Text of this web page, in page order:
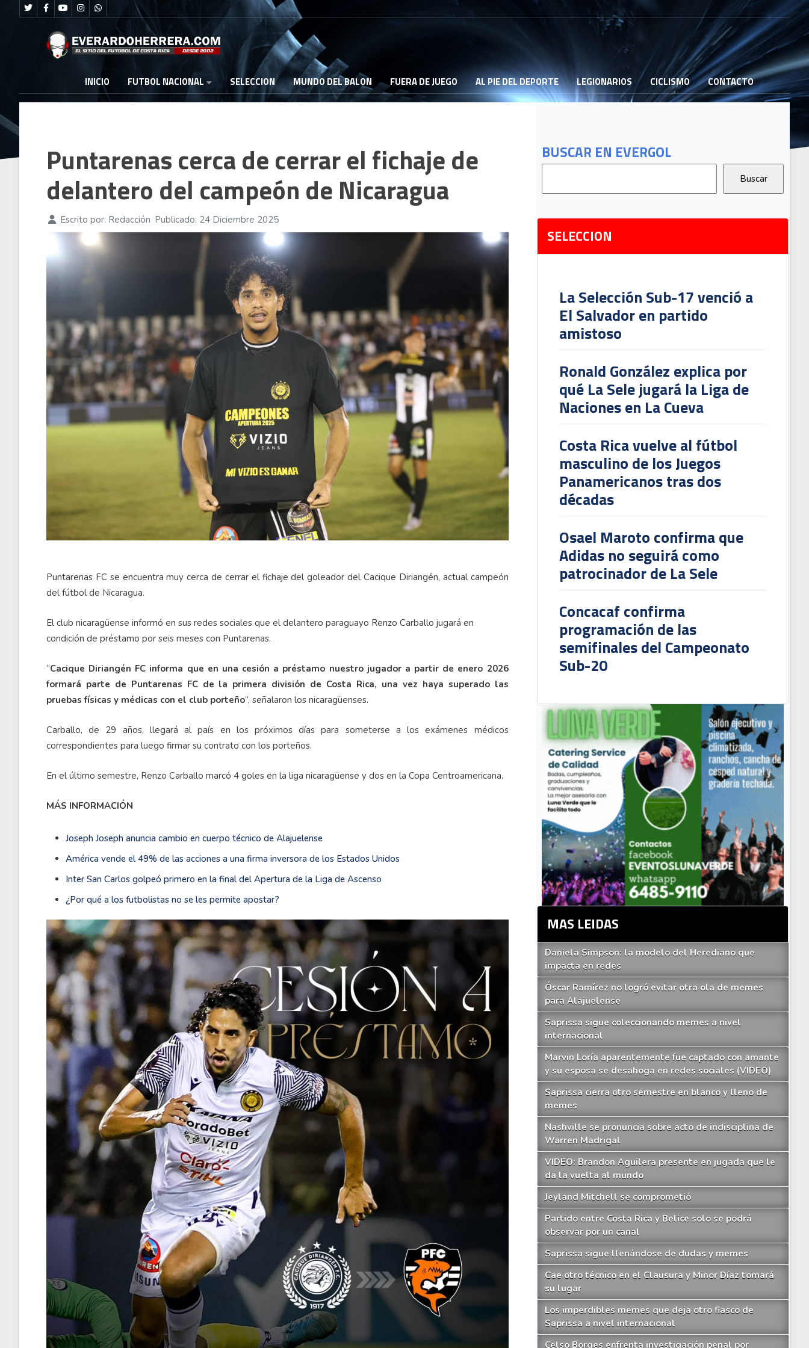
INICIO FUTBOL NACIONAL SELECCION MUNDO DEL BALON FUERA DE JUEGO AL PIE DEL DEPORTE LEGIONARIOS CICLISMO CONTACTO
BUSCAR EN EVERGOL
SELECCION
La Selección Sub-17 venció a
El Salvador en partido
amistoso
Ronald González explica por
qué La Sele jugará la Liga de
Naciones en La Cueva
Costa Rica vuelve al fútbol
masculino de los Juegos
Panamericanos tras dos
décadas
Osael Maroto confirma que
Adidas no seguirá como
patrocinador de La Sele
Concacaf confirma
programación de las
semifinales del Campeonato
Sub-20
MAS LEIDAS
Daniela Simpson: la modelo del Herediano que
impacta en redes
Óscar Ramírez no logró evitar otra ola de memes
para Alajuelense
Saprissa sigue coleccionando memes a nivel
internacional
Marvin Loría aparentemente fue captado con amante
y su esposa se desahoga en redes sociales (VIDEO)
Saprissa cierra otro semestre en blanco y lleno de
memes
Nashville se pronuncia sobre acto de indisciplina de
Warren Madrigal
VIDEO: Brandon Aguilera presente en jugada que le
da la vuelta al mundo
Jeyland Mitchell se comprometió
Partido entre Costa Rica y Belice solo se podrá
observar por un canal
Saprissa sigue llenándose de dudas y memes
Cae otro técnico en el Clausura y Minor Díaz tomará
su lugar
Los imperdibles memes que deja otro fiasco de
Saprissa a nivel internacional
Celso Borges enfrenta investigación penal por
Puntarenas cerca de cerrar el fichaje de
delantero del campeón de Nicaragua
Escrito por: Redacción Publicado: 24 Diciembre 2025
Puntarenas FC se encuentra muy cerca de cerrar el fichaje del goleador del Cacique Diriangén, actual campeón
del fútbol de Nicaragua.
El club nicaragüense informó en sus redes sociales que el delantero paraguayo Renzo Carballo jugará en
condición de préstamo por seis meses con Puntarenas.
“Cacique Diriangén FC informa que en una cesión a préstamo nuestro jugador a partir de enero 2026
formará parte de Puntarenas FC de la primera división de Costa Rica, una vez haya superado las
pruebas físicas y médicas con el club porteño”, señalaron los nicaragüenses.
Carballo, de 29 años, llegará al país en los próximos días para someterse a los exámenes médicos
correspondientes para luego firmar su contrato con los porteños.
En el último semestre, Renzo Carballo marcó 4 goles en la liga nicaragüense y dos en la Copa Centroamericana.
MÁS INFORMACIÓN
Joseph Joseph anuncia cambio en cuerpo técnico de Alajuelense
América vende el 49% de las acciones a una firma inversora de los Estados Unidos
Inter San Carlos golpeó primero en la final del Apertura de la Liga de Ascenso
¿Por qué a los futbolistas no se les permite apostar?